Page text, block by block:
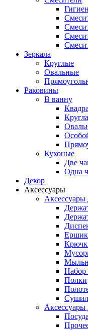
Зеркала
Круглые
Овальные
Раковины
В ванну
Кухоные
Две
Одна
Декор
Аксессуары
Аксессуары
Набор
Полки
Аксессуары
Посуда